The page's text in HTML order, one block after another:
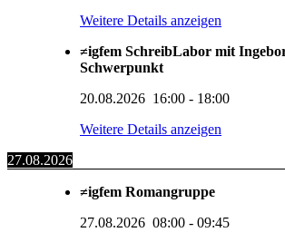
Weitere Details anzeigen
≠igfem SchreibLabor mit
Schwerpunkt
20.08.2026 16:00 - 18:00
Weitere Details anzeigen
27.08.2026
≠igfem Romangruppe
27.08.2026 08:00 - 09:45